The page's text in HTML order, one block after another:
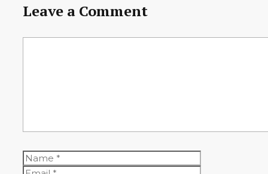
Leave a Comment
Name